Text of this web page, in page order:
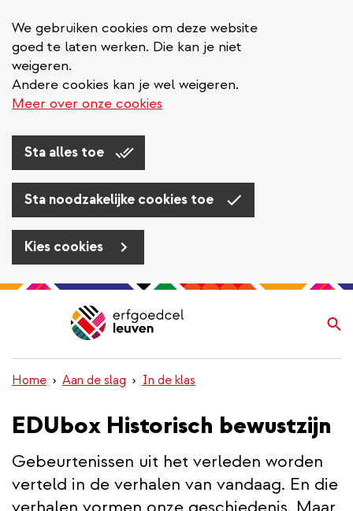
We gebruiken cookies om deze website
goed te laten werken. Die kan je niet
weigeren.
Andere cookies kan je wel weigeren.
Meer over onze cookies
Sta alles toe
Sta noodzakelijke cookies toe
Kies cookies
Overslaan
inhoud
gaan
Navigatie
wisselen
Home Aan de slag In de klas
EDUbox Historisch bewustzijn
Gebeurtenissen uit het verleden worden
verteld in de verhalen van vandaag. En die